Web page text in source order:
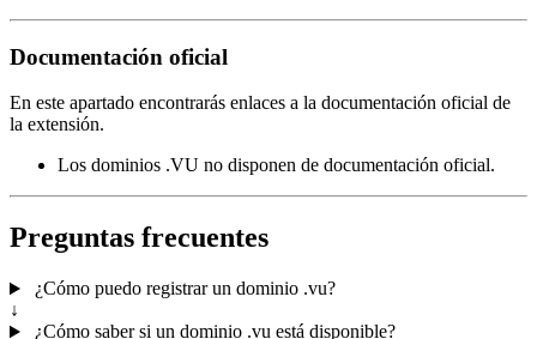
Documentación oficial
En este apartado encontrarás enlaces a la documentación oficial de
la extensión.
Los dominios .VU no disponen de documentación oficial.
Preguntas frecuentes
¿Cómo puedo registrar un dominio .vu?
↓
¿Cómo saber si un dominio .vu está disponible?